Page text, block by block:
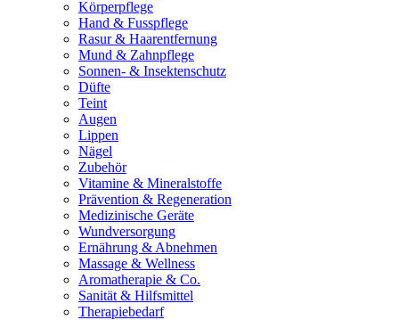
Körperpflege
Hand & Fusspflege
Rasur & Haarentfernung
Mund & Zahnpflege
Sonnen- & Insektenschutz
Düfte
Teint
Augen
Lippen
Nägel
Zubehör
Vitamine & Mineralstoffe
Prävention & Regeneration
Medizinische Geräte
Wundversorgung
Ernährung & Abnehmen
Massage & Wellness
Aromatherapie & Co.
Sanität & Hilfsmittel
Therapiebedarf